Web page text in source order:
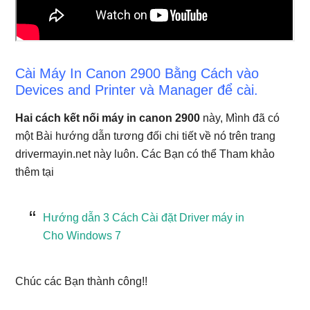
Cài Máy In Canon 2900 Bằng Cách vào
Devices and Printer và Manager để cài.
Hai cách kết nối máy in canon 2900 này, Mình đã có
một Bài hướng dẫn tương đối chi tiết về nó trên trang
drivermayin.net này luôn. Các Bạn có thể Tham khảo
thêm tại
Hướng dẫn 3 Cách Cài đặt Driver máy in
Cho Windows 7
Chúc các Bạn thành công!!